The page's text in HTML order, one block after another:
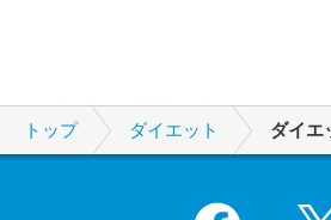
トップ ダイエット ダイエ
Facebook